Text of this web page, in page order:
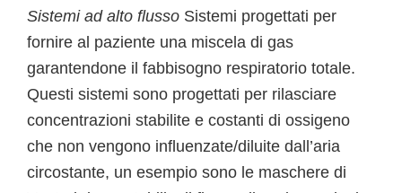
Sistemi ad alto flusso Sistemi progettati per
fornire al paziente una miscela di gas
garantendone il fabbisogno respiratorio totale.
Questi sistemi sono progettati per rilasciare
concentrazioni stabilite e costanti di ossigeno
che non vengono influenzate/diluite dall’aria
circostante, un esempio sono le maschere di